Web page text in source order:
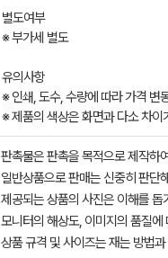
별도여부
※ 부가세 별도​​​​​
유의사항
※ 인쇄, 도수, 수량에 따라 가격 변
※ 제품의 색상은 화면과 다소 차이
판촉물은 판촉을 목적으로 제작하
일반상품으로 판매는 신중히 판단
제공되는 상품의 사진은 이해를
모니터의 해상도, 이미지의 품질
상품 규격 및 사이즈는 재는 방법